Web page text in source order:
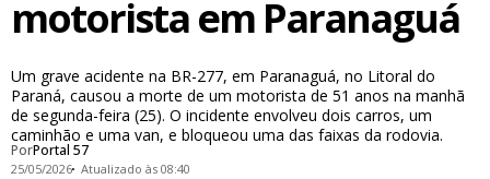
motorista em Paranaguá
Um grave acidente na BR-277, em Paranaguá, no Litoral do
Paraná, causou a morte de um motorista de 51 anos na manhã
de segunda-feira (25). O incidente envolveu dois carros, um
caminhão e uma van, e bloqueou uma das faixas da rodovia.
PorPortal 57
25/05/2026 Atualizado às 08:40